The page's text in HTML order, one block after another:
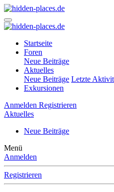
Startseite
Foren
Neue Beiträge
Aktuelles
Neue Beiträge Letzte
Exkursionen
Anmelden Registrieren
Aktuelles
Neue Beiträge
Menü
Anmelden
Registrieren